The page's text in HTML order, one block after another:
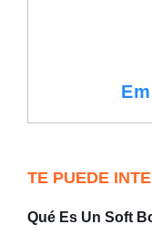
TE PUEDE
Qué Es Un Soft